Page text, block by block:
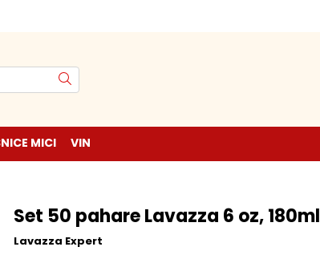
MICI VIN
Set 50 pahare Lavazza 6 oz, 180ml
Lavazza Expert